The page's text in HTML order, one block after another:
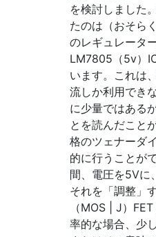
を検討しました
たのは（おそら
のレギュレータ
LM7805（5v）
います。これは
流しか利用でき
に少量ではある
とを読んだこと
格のツェナーダ
的に行うことが
間、電圧を5Vに
それを「調整」
（MOS | J）
率的な場合、少